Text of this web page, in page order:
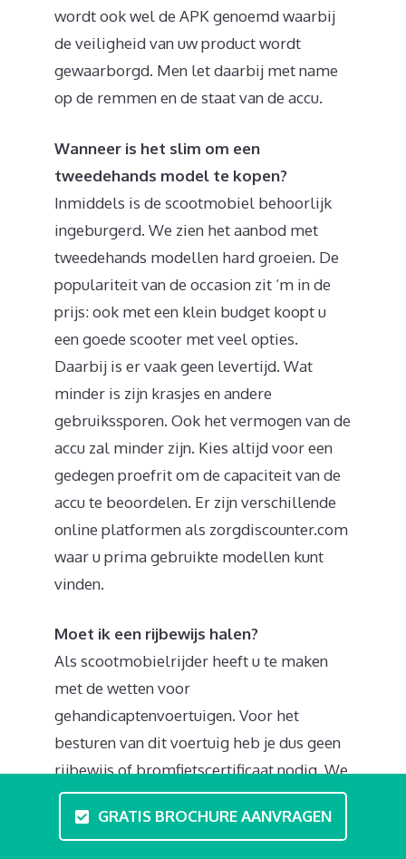
wordt ook wel de APK genoemd waarbij
de veiligheid van uw product wordt
gewaarborgd. Men let daarbij met name
op de remmen en de staat van de accu.
Wanneer is het slim om een
tweedehands model te kopen?
Inmiddels is de scootmobiel behoorlijk
ingeburgerd. We zien het aanbod met
tweedehands modellen hard groeien. De
populariteit van de occasion zit ‘m in de
prijs: ook met een klein budget koopt u
een goede scooter met veel opties.
Daarbij is er vaak geen levertijd. Wat
minder is zijn krasjes en andere
gebruikssporen. Ook het vermogen van de
accu zal minder zijn. Kies altijd voor een
gedegen proefrit om de capaciteit van de
accu te beoordelen. Er zijn verschillende
online platformen als zorgdiscounter.com
waar u prima gebruikte modellen kunt
vinden.
Moet ik een rijbewijs halen?
Als scootmobielrijder heeft u te maken
met de wetten voor
gehandicaptenvoertuigen. Voor het
besturen van dit voertuig heb je dus geen
rijbewijs of bromfietscertificaat nodig. We
raden wel aan eens een bezoek te brengen
aan rijvaardigheidscursussen,
GRATIS BROCHURE AANVRAGEN